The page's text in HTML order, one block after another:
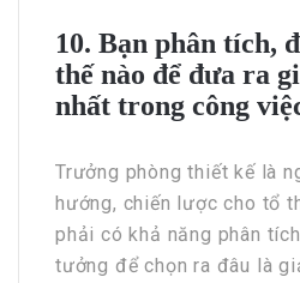
10. Bạn phân tích,
thế nào để đưa ra
nhất trong công
Trưởng phòng thiết kế là
hướng, chiến lược cho tổ
phải có khả năng phân
tưởng để chọn ra đâu là